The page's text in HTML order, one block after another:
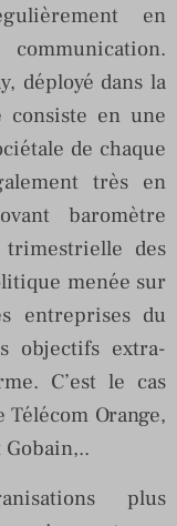
en
déployé dans la
consiste en une
de chaque
très en
baromètre
des
menée sur
entreprises du
objectifs extra-
C’est le cas
Télécom Orange,
plus